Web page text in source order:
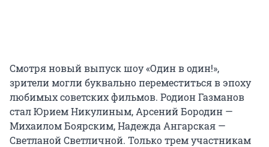
Смотря новый выпуск шоу «Один в один!»,
зрители могли буквально переместиться в эпоху
любимых советских фильмов. Родион Газманов
стал Юрием Никулиным, Арсений Бородин —
Михаилом Боярским, Надежда Ангарская —
Светланой Светличной. Только трем участникам